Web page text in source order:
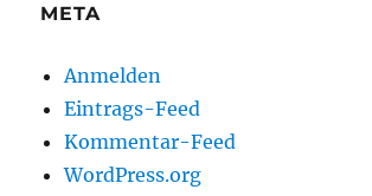
META
Anmelden
Eintrags-Feed
Kommentar-Feed
WordPress.org